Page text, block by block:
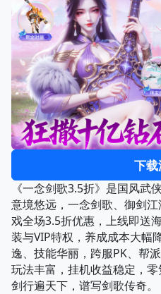
下
《一念剑歌3.5折》是国风武
意境悠远，一念剑歌、御剑
戏全场3.5折优惠，上线即送
装与VIP特权，养成成本大幅
逸、技能华丽，跨服PK、帮
玩法丰富，挂机收益稳定，
剑行遍天下，谱写剑歌传奇。